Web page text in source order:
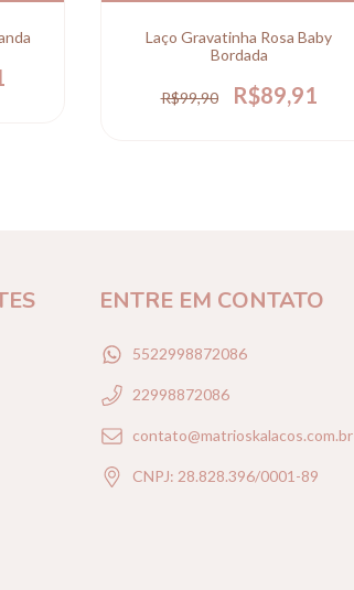
Laço Gravatinha Rosa Baby
Bordada
R$99,90 R$89,91
ENTRE EM CONTATO
5522998872086
22998872086
contato@matrioskalacos.com.br
CNPJ: 28.828.396/0001-89